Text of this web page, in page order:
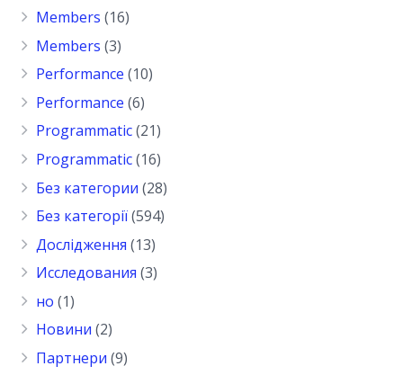
Members (16)
Members (3)
Performance (10)
Performance (6)
Programmatic(21)
Programmatic(16)
Без категории (28)
Без категорії(594)
Дослідження (13)
Исследования (3)
но (1)
Новини (2)
Партнери (9)